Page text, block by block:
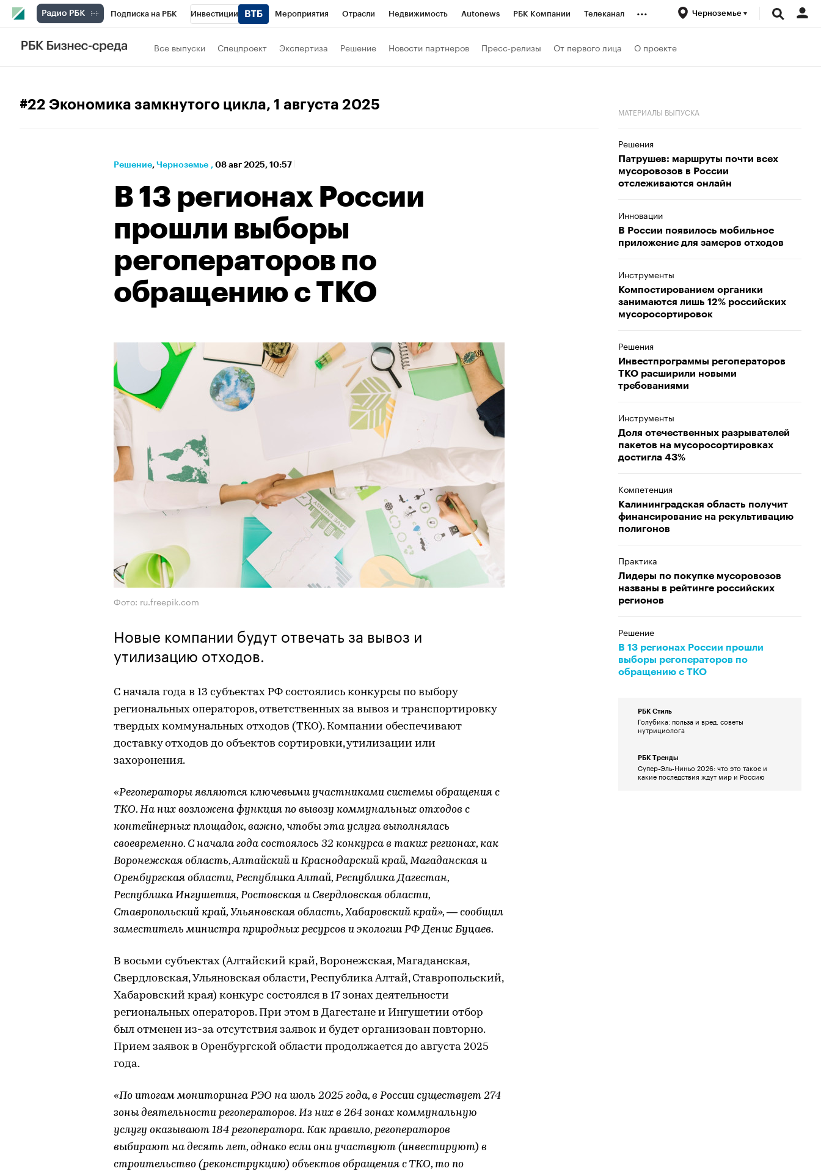
Подписка на РБК Инвестиции Мероприятия Отрасли Недвижимость Autonews РБК Компании Телеканал
РБК Вино
... Черноземье
Все выпуски Спецпроект Экспертиза Решение Новости партнеров Пресс-релизы От первого лица О проекте
#22 Экономика замкнутого цикла, 1 августа 2025
Решение⁠, Черноземье , 08 авг 2025, 10:57
В 13 регионах России
прошли выборы
регоператоров по
обращению с ТКО
Фото: ru.freepik.com
Новые компании будут отвечать за вывоз и
утилизацию отходов.
С начала года в 13 субъектах РФ состоялись конкурсы по выбору
региональных операторов, ответственных за вывоз и транспортировку
твердых коммунальных отходов (ТКО). Компании обеспечивают
доставку отходов до объектов сортировки, утилизации или
захоронения.
«Регоператоры являются ключевыми участниками системы обращения с
ТКО. На них возложена функция по вывозу коммунальных отходов с
контейнерных площадок, важно, чтобы эта услуга выполнялась
своевременно. С начала года состоялось 32 конкурса в таких регионах, как
Воронежская область, Алтайский и Краснодарский край, Магаданская и
Оренбургская области, Республика Алтай, Республика Дагестан,
Республика Ингушетия, Ростовская и Свердловская области,
Ставропольский край, Ульяновская область, Хабаровский край», — сообщил
заместитель министра природных ресурсов и экологии РФ Денис Буцаев.
В восьми субъектах (Алтайский край, Воронежская, Магаданская,
Свердловская, Ульяновская области, Республика Алтай, Ставропольский,
Хабаровский края) конкурс состоялся в 17 зонах деятельности
региональных операторов. При этом в Дагестане и Ингушетии отбор
был отменен из-за отсутствия заявок и будет организован повторно.
Прием заявок в Оренбургской области продолжается до августа 2025
года.
«По итогам мониторинга РЭО на июль 2025 года, в России существует 274
зоны деятельности регоператоров. Из них в 264 зонах коммунальную
услугу оказывают 184 регоператора. Как правило, регоператоров
выбирают на десять лет, однако если они участвуют (инвестируют) в
строительство (реконструкцию) объектов обращения с ТКО, то по
МАТЕРИАЛЫ ВЫПУСКА
Решения
Патрушев: маршруты почти всех
мусоровозов в России
отслеживаются онлайн
Инновации
В России появилось мобильное
приложение для замеров отходов
Инструменты
Компостированием органики
занимаются лишь 12% российских
мусоросортировок
Решения
Инвестпрограммы регоператоров
ТКО расширили новыми
требованиями
Инструменты
Доля отечественных разрывателей
пакетов на мусоросортировках
достигла 43%
Компетенция
Калининградская область получит
финансирование на рекультивацию
полигонов
Практика
Лидеры по покупке мусоровозов
названы в рейтинге российских
регионов
Решение
В 13 регионах России прошли
выборы регоператоров по
обращению с ТКО
РБК Стиль
Голубика: польза и вред,
советы нутрициолога
РБК Тренды
Супер-Эль-Ниньо 2026: что
это такое и какие
последствия ждут мир и